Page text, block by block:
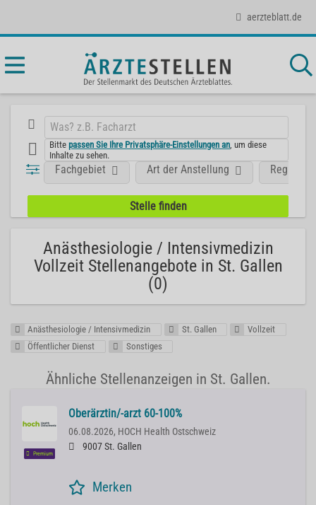
aerzteblatt.de
Bittepassen Sie Ihre Privatsphäre-Einstellungen an , um diese
Inhalte zu sehen.
Fachgebiet Art der Anstellung Region
Anästhesiologie / Intensivmedizin
Vollzeit Stellenangebote in St. Gallen
(0)
Anästhesiologie / Intensivmedizin St. Gallen
Vollzeit
Öffentlicher Dienst
Sonstiges
Ähnliche Stellenanzeigen in St. Gallen.
Premium
Oberärztin/-arzt 60-100%
06.08.2026, HOCH Health Ostschweiz
9007 St. Gallen
Merken